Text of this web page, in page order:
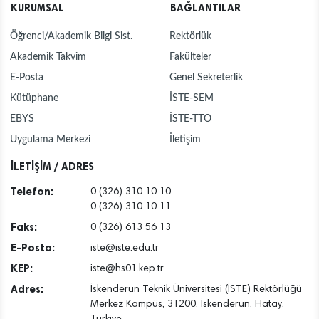
KURUMSAL
Öğrenci/Akademik Bilgi Sist.
Akademik Takvim
E-Posta
Kütüphane
EBYS
Uygulama Merkezi
BAĞLANTILAR
Rektörlük
Fakülteler
Genel Sekreterlik
İSTE-SEM
İSTE-TTO
İletişim
İLETİŞİM / ADRES
Telefon:
0 (326) 310 10 10
0 (326) 310 10 11
Faks: 0 (326) 613 56 13
E-Posta: iste@iste.edu.tr
KEP: iste@hs01.kep.tr
Adres:
İskenderun Teknik Üniversitesi (İSTE) Rektörlüğü
Merkez Kampüs, 31200, İskenderun, Hatay,